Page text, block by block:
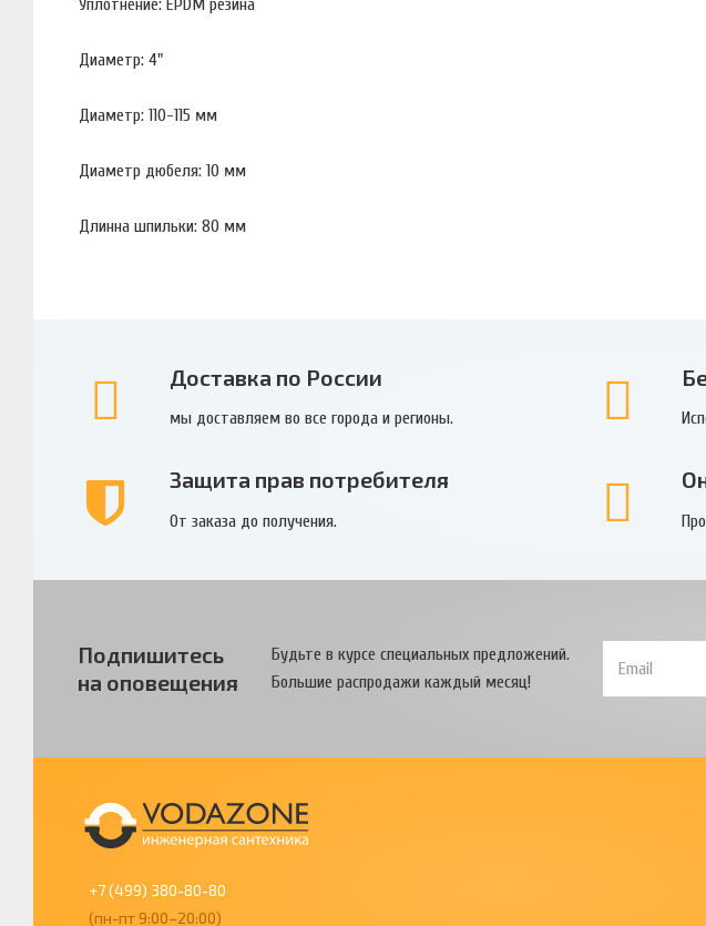
Диаметр: 4"
Диаметр: 110-115 мм
Диаметр дюбеля: 10 мм
Длинна шпильки: 80 мм
Доставка по России
мы доставляем во все города и регионы.
Защита прав потребителя
От заказа до получения.
Подпишитесь
на оповещения
Будьте в курсе специальных предложений.
Большие распродажи каждый месяц!
+7 (499) 380-80-80
(пн-пт 9:00–20:00)